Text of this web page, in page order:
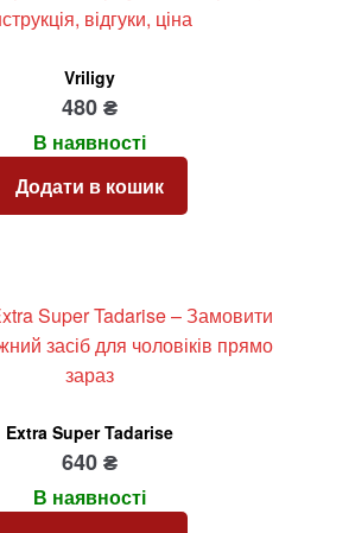
Vriligy
480₴
В наявності
Додати в кошик
Extra Super Tadarise
640₴
В наявності